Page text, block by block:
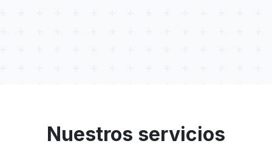
Nuestros servicios